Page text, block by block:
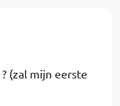
(zal mijn eerste